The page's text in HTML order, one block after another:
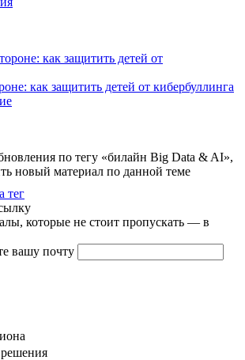
как защитить детей от кибербуллинга
по тегу «билайн Big Data & AI»,
новый материал по данной теме
тег
которые не стоит пропускать — в
вашу почту